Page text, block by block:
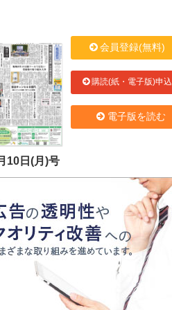
10日(月)号
会員登録(無料)
購読(紙・電子版)申込
電子版を読む